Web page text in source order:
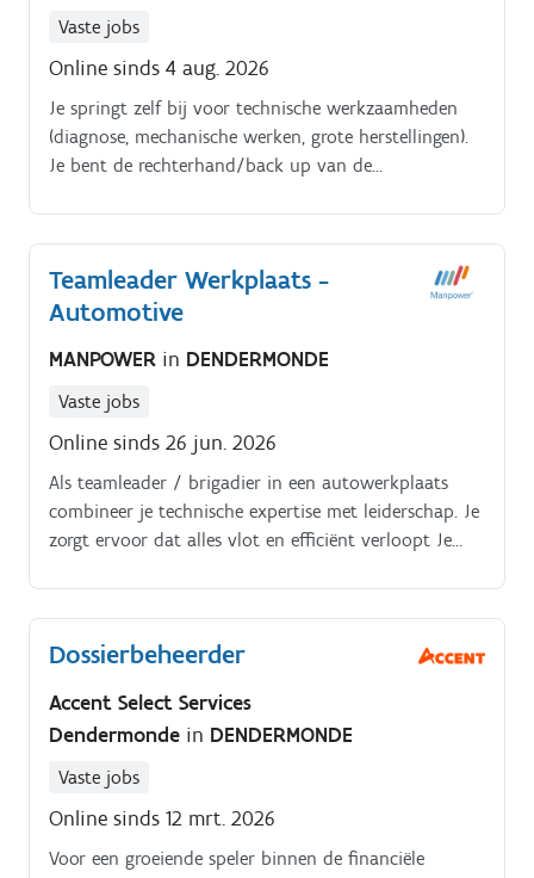
met multidisciplinaire teams (engineering,
maintenance, productie, HSE,…) Actief
stakeholdermanagement: van shop floor tot
management Werken in een omgeving met ATEX
vereisten en rekening houden met relevante normen
en regelgeving
Vaste jobs
Online sinds 4 aug. 2026
Je springt zelf bij voor technische werkzaamheden
(diagnose, mechanische werken, grote herstellingen).
Je bent de rechterhand/back up van de
Teamleader Werkplaats -
Automotive
MANPOWER in DENDERMONDE
Vaste jobs
Online sinds 26 jun. 2026
Als teamleader / brigadier in een autowerkplaats
combineer je technische expertise met leiderschap. Je
zorgt ervoor dat alles vlot en efficiënt verloopt Je
onderhoud en herstellingen.
Dossierbeheerder
Accent Select Services
Dendermonde in DENDERMONDE
Vaste jobs
Online sinds 12 mrt. 2026
Voor een groeiende speler binnen de financiële